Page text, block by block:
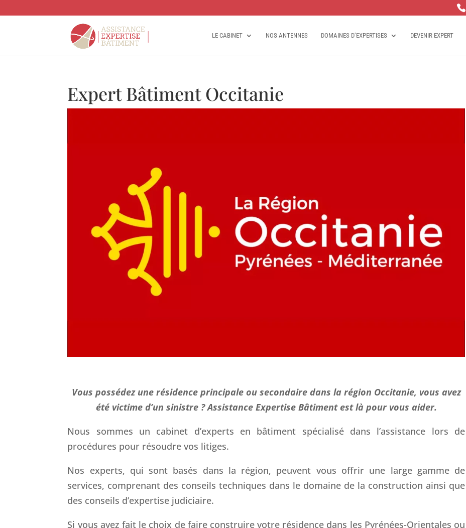

LE CABINET NOS ANTENNES DOMAINES D’EXPERTISES DEVENIR EXPERT
Expert Bâtiment Occitanie
Vous possédez une résidence principale ou secondaire dans la région Occitanie, vous avez
été victime d’un sinistre ? Assistance Expertise Bâtiment est là pour vous aider.
Nous sommes un cabinet d’experts en bâtiment spécialisé dans l’assistance lors de
procédures pour résoudre vos litiges.
Nos experts, qui sont basés dans la région, peuvent vous offrir une large gamme de
services, comprenant des conseils techniques dans le domaine de la construction ainsi que
des conseils d’expertise judiciaire.
Si vous avez fait le choix de faire construire votre résidence dans les Pyrénées-Orientales ou